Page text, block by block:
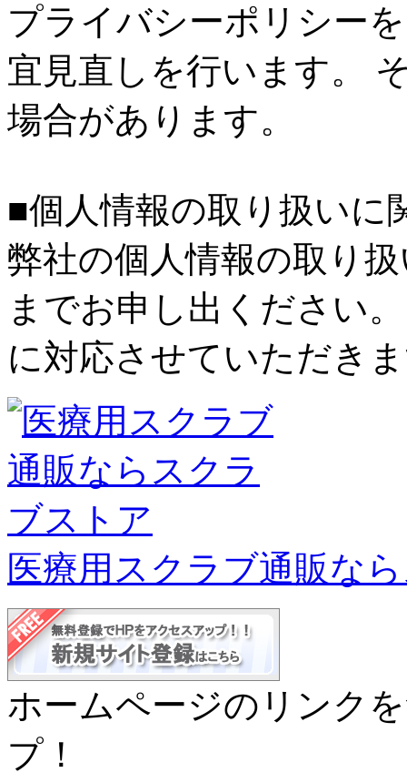
プライバシーポリシー
宜見直しを行います。
場合があります。
■個人情報の取り扱いに
弊社の個人情報の取り
までお申し出ください
に対応させていただき
医療用スクラブ通販な
ホームページのリンク
プ！